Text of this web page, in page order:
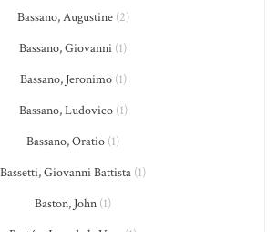
Bassano, Augustine(2)
Bassano, Giovanni (1)
Bassano, Jeronimo(1)
Bassano, Ludovico(1)
Bassano, Oratio (1)
Bassetti, Giovanni Battista (1)
Baston, John (1)